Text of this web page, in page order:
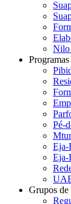
Nilo
Pé-
Mtur
Eja-
Eja-
Grupos de